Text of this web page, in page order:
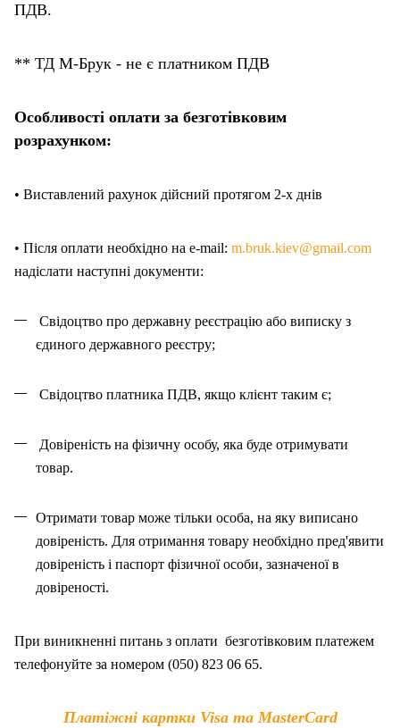
ПДВ.
** ТД М-Брук - не є платником ПДВ
Особливості оплати за безготівковим
розрахунком:
• Виставлений рахунок дійсний протягом 2-х днів
• Після оплати необхідно на e-mail: m.bruk.kiev@gmail.com
надіслати наступні документи:
Свідоцтво про державну реєстрацію або виписку з
єдиного державного реєстру;
Свідоцтво платника ПДВ, якщо клієнт таким є;
Довіреність на фізичну особу, яка буде отримувати
товар.
Отримати товар може тільки особа, на яку виписано
довіреність. Для отримання товару необхідно пред'явити
довіреність і паспорт фізичної особи, зазначеноїв
довіреності.
При виникненні питань з оплати безготівковим платежем
телефонуйте за номером (050) 823 06 65.
Платіжні картки Visa та MasterCard